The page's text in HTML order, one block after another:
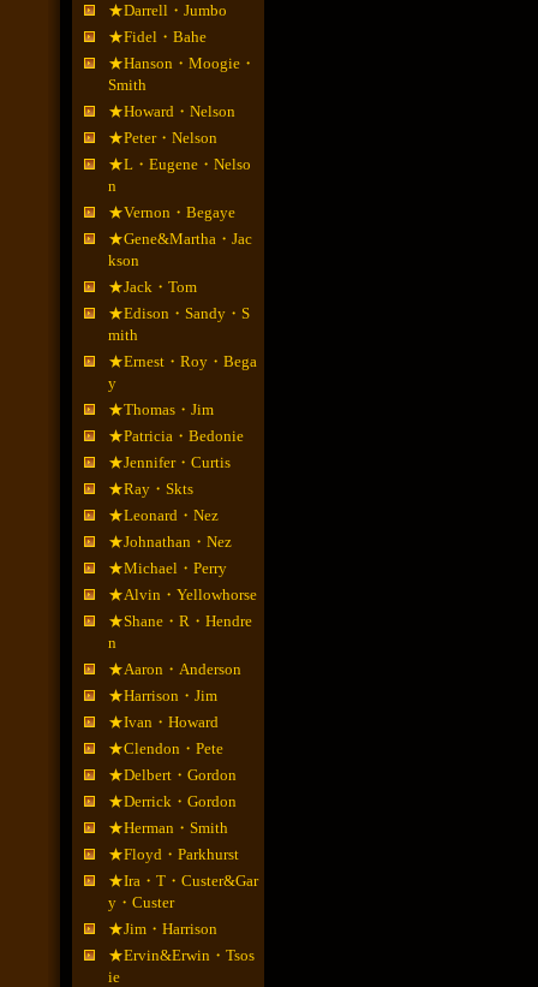
★Darrell・Jumbo
★Fidel・Bahe
★Hanson・Moogie・
Smith
★Howard・Nelson
★Peter・Nelson
★L・Eugene・Nelso
n
★Vernon・Begaye
★Gene&Martha・Jac
kson
★Jack・Tom
★Edison・Sandy・S
mith
★Ernest・Roy・Bega
y
★Thomas・Jim
★Patricia・Bedonie
★Jennifer・Curtis
★Ray・Skts
★Leonard・Nez
★Johnathan・Nez
★Michael・Perry
★Alvin・Yellowhorse
★Shane・R・Hendre
n
★Aaron・Anderson
★Harrison・Jim
★Ivan・Howard
★Clendon・Pete
★Delbert・Gordon
★Derrick・Gordon
★Herman・Smith
★Floyd・Parkhurst
★Ira・T・Custer&Gar
y・Custer
★Jim・Harrison
★Ervin&Erwin・Tsos
ie